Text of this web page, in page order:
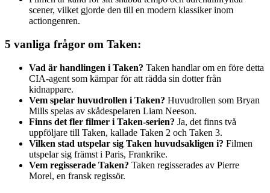
scener, vilket gjorde den till en modern klassiker inom
actiongenren.
5 vanliga frågor om Taken:
Vad är handlingen i Taken? Taken handlar om en före detta
CIA-agent som kämpar för att rädda sin dotter från
kidnappare.
Vem spelar huvudrollen i Taken? Huvudrollen som Bryan
Mills spelas av skådespelaren Liam Neeson.
Finns det fler filmer i Taken-serien? Ja, det finns två
uppföljare till Taken, kallade Taken 2 och Taken 3.
Vilken stad utspelar sig Taken huvudsakligen i? Filmen
utspelar sig främst i Paris, Frankrike.
Vem regisserade Taken? Taken regisserades av Pierre
Morel, en fransk regissör.